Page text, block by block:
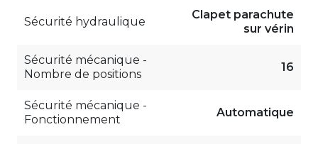
Sécurité hydraulique
Clapet parachute
sur vérin
Sécurité mécanique -
Nombre de positions
16
Sécurité mécanique -
Fonctionnement
Automatique